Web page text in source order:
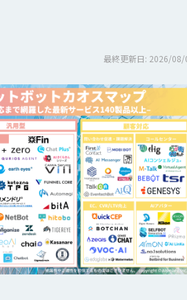
最終更新日: 2026/08/